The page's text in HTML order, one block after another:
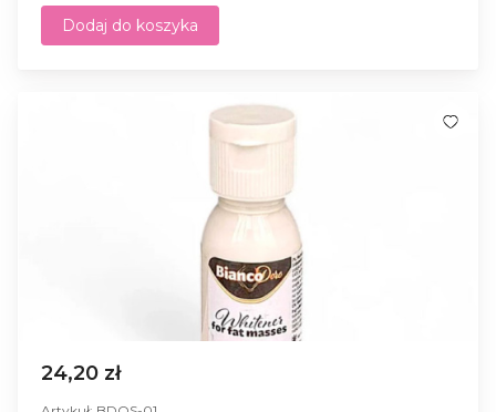
Dodaj do koszyka
24,20 zł